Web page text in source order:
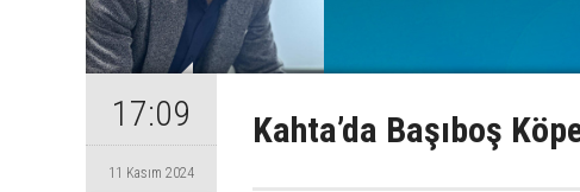
17:09
11 Kasım 2024
Kahta’da Başıboş